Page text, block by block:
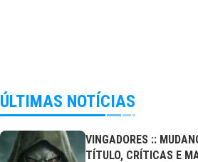
ÚLTIMAS NOTÍCIAS
VINGADORES ::
TÍTULO, CRÍTICAS E